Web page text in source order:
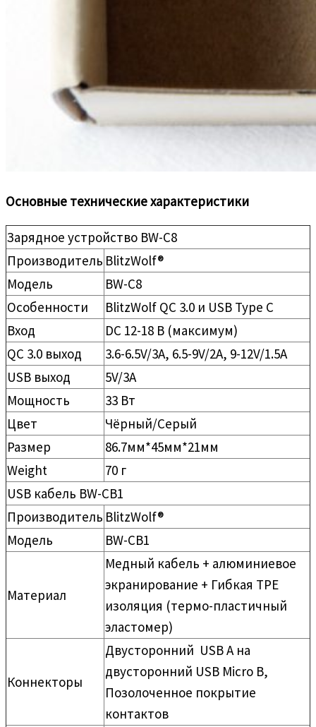
Основные технические характеристики
Зарядное устройство BW-C8
Производитель BlitzWolf®
Модель
BW-C8
Особенности
BlitzWolf QC 3.0 и USB Type C
Вход
DC 12-18 В (максимум)
QC 3.0 выход
3.6-6.5V/3A, 6.5-9V/2A, 9-12V/1.5A
USB выход
5V/3A
Мощность
33 Вт
Цвет
Чёрный/Серый
Размер
86.7мм*45мм*21мм
Weight
70 г
USB кабель BW-CB1
Производитель BlitzWolf®
Модель
BW-CB1
Материал
Медный кабель + алюминиевое
экранирование + Гибкая TPE
изоляция (термо-пластичный
эластомер)
Коннекторы
Двусторонний USB A на
двусторонний USB Micro B,
Позолоченное покрытие
контактов